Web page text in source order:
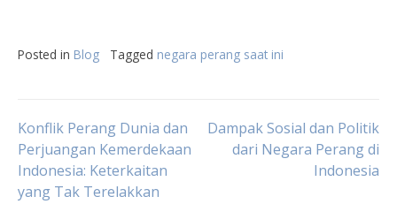
Posted in Blog Tagged negara perang saat ini
Post
navigation
Konflik Perang Dunia dan
Perjuangan Kemerdekaan
Indonesia: Keterkaitan
yang Tak Terelakkan
Dampak Sosial dan Politik
dari Negara Perang di
Indonesia